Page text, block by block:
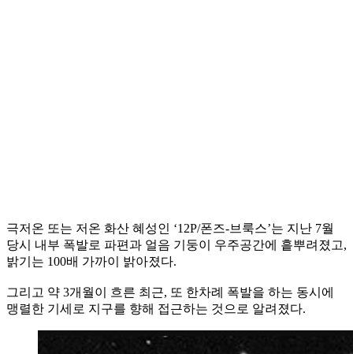
극저온 또는 저온 화산 혜성인 ‘12P/폰즈-브룩스’는 지난 7월
당시 내부 폭발로 파편과 얼음 기둥이 우주공간에 흩뿌려졌고,
밝기는 100배 가까이 밝아졌다.
그리고 약 3개월이 흐른 최근, 또 한차례 폭발을 하는 동시에
맹렬한 기세로 지구를 향해 접근하는 것으로 알려졌다.